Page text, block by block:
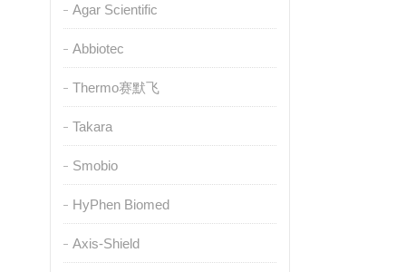
Agar Scientific
Abbiotec
Thermo赛默飞
Takara
Smobio
HyPhen Biomed
Axis-Shield